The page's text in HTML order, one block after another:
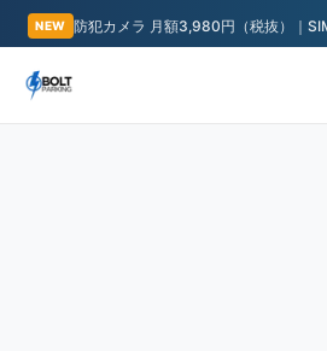
NEW 防犯カメラ 月額3,980円（税抜）｜